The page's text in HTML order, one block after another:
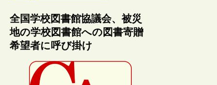
全国学校図書館協議会、被災
地の学校図書館への図書寄贈
希望者に呼び掛け